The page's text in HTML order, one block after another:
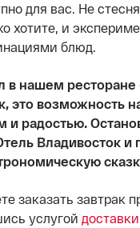
для вас. Не
хотите, и
блюд.
в нашем ресторане
это возможность
и радостью.
Владивосток и
заказать завтрак
услугой